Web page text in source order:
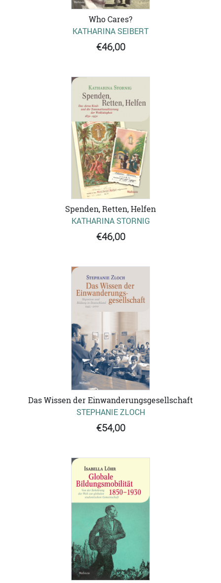
Who Cares?
KATHARINA SEIBERT
€46,00
Spenden, Retten, Helfen
KATHARINA STORNIG
€46,00
Das Wissen der Einwanderungsgesellschaft
STEPHANIE ZLOCH
€54,00